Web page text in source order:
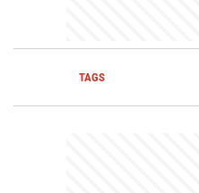
TAGS